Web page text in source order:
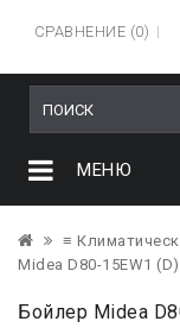
СРАВНЕНИЕ (0)
МЕНЮ
≡
Midea D80-15EW1 (D)
Бойлер Midea